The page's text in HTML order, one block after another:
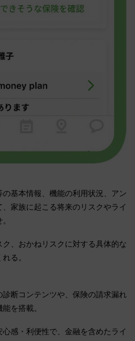
基本情報、機能の利用状況、アン
家族に起こる将来のリスクやライ
、おかねリスクに対する具体的な
る。
断コンテンツや、保険の請求漏れ
を搭載。
心感・利便性で、金融を含めたライ